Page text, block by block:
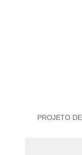
PROJETO